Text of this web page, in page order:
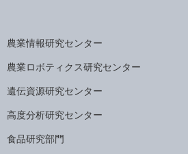
農業情報研究センター
農業ロボティクス研究センター
遺伝資源研究センター
高度分析研究センター
食品研究部門